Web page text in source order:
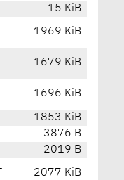
15 KiB
1969 KiB
1679 KiB
1696 KiB
1853 KiB
3876 B
2019 B
2077 KiB